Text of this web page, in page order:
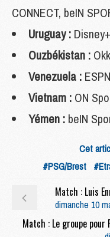
CONNECT, beIN
Uruguay : Disney+
Ouzbékistan :
Venezuela :
Vietnam : ON
Yémen : beIN
Cet
#PSG/Brest
dimanche 10
Match : Le groupe